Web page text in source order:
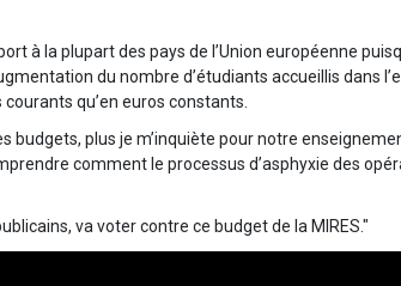
à la plupart des pays de l’Union européenne
du nombre d’étudiants accueillis dans
qu’en euros constants.
budgets, plus je m’inquiète pour notre
comment le processus d’asphyxie des
va voter contre ce budget de la MIRES."